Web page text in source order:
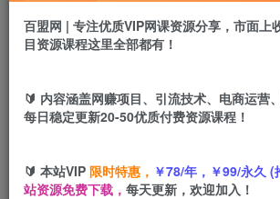
盟币 9.9
立即购买
百盟网 | 专注优质VIP网课资源分享，市面上
目资源课程这里全部都有！
🔰 内容涵盖网赚项目、引流技术、电商运营
每日稳定更新20-50优质付费资源课程！
🔰 本站VIP 限时特惠， ￥78/年，￥99/永久 (
站资源免费下载， 每天更新，欢迎加入！